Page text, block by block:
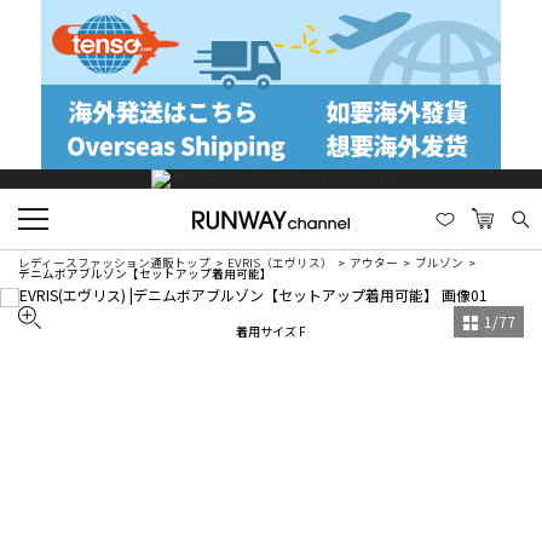
レディースファッション通販トップ EVRIS（エヴリス） アウター ブルゾン
デニムボアブルゾン【セットアップ着用可能】
着用サイズ F 1 /77